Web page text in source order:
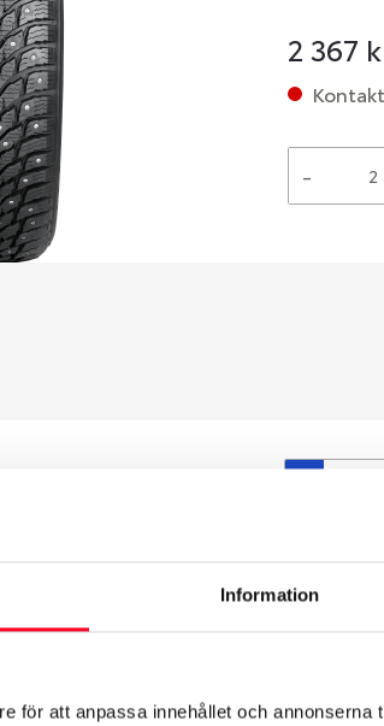
Information
för att anpassa innehållet och annonserna
2 367
-
däck du valt passar din
på dina befintliga
och fälg har samma
under årens lopp och inte
fabrik.